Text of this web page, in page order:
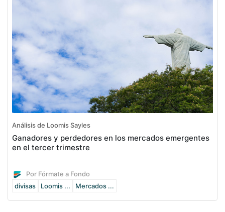
Análisis de Loomis Sayles
Ganadores y perdedores en los mercados emergentes
en el tercer trimestre
Por Fórmate a Fondo
divisas
Loomis ... Mercados ...